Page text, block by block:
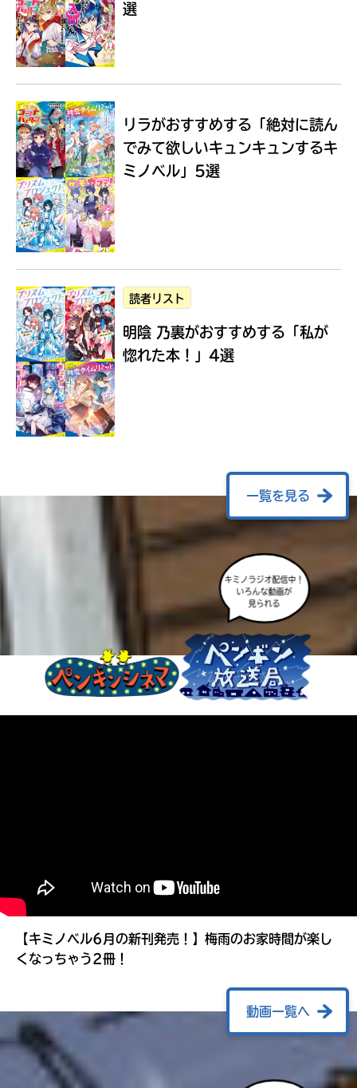
Loading...
選
リラがおすすめする 「絶対に読ん
でみて欲しいキュンキュンするキ
ミノベル」5選
読者リスト
明陰 乃裏がおすすめする 「私が
惚れた本！」4選
一覧を見る
キミノラジオ配信中！
いろんな動画が
見られる
【キミノベル6月の新刊発売！】梅雨のお家時間が楽し
くなっちゃう2冊！
動画一覧へ
に
エ
も
度
み
て
ね
る